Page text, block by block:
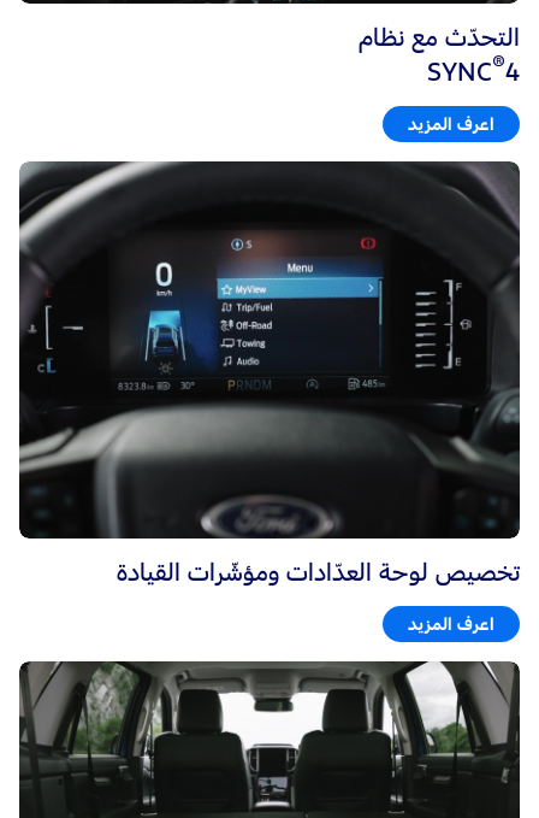
التحدّث مع نظام
SYNC®4
اعرف المزيد
تخصيص لوحة العدّادات ومؤشّرات القيادة
اعرف المزيد